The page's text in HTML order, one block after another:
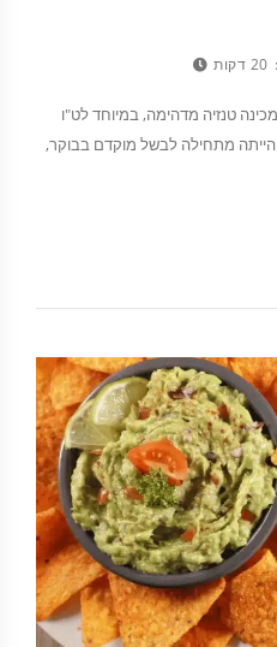
20 דקות
טנזיה מדהימה, במיוחד לט"ו
הייתה מתחילה לבשל מוקדם בבוקר,